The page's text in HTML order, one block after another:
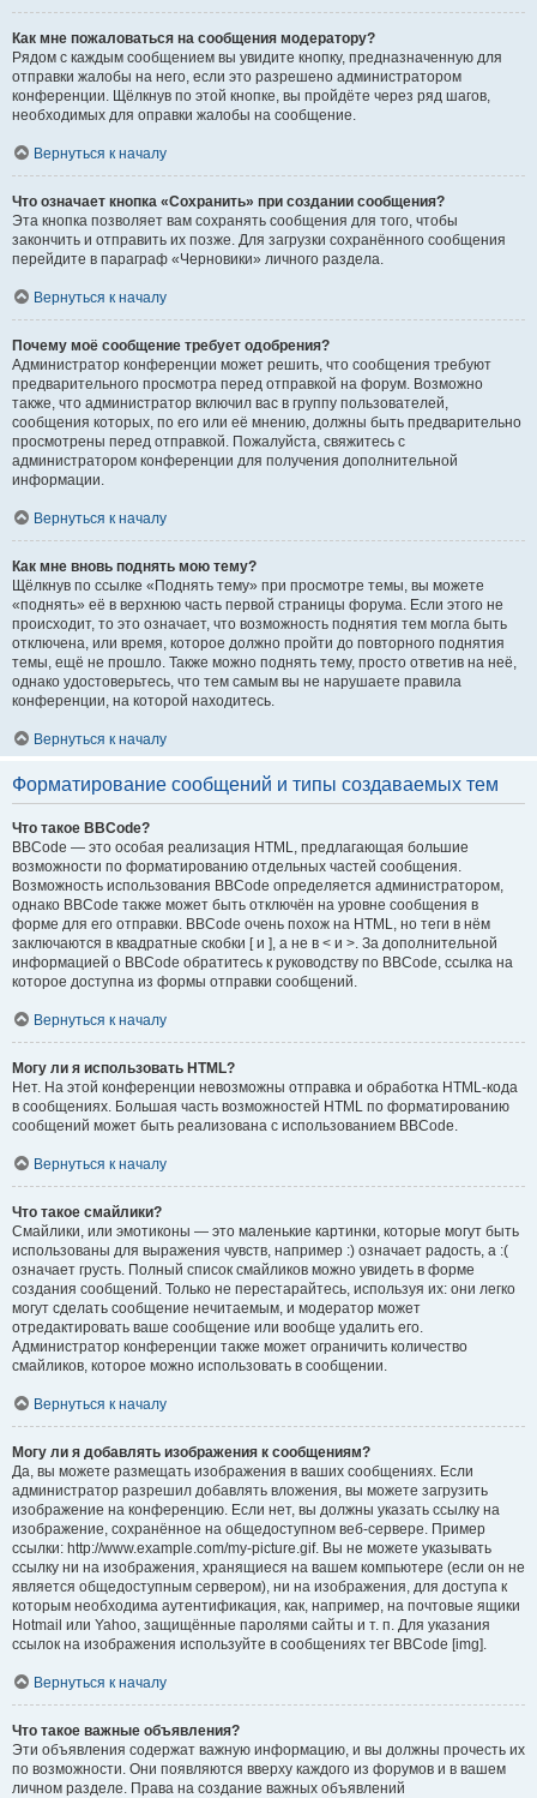
Как мне пожаловаться на сообщения модератору?
Рядом с каждым сообщением вы увидите кнопку, предназначенную для
отправки жалобы на него, если это разрешено администратором
конференции. Щёлкнув по этой кнопке, вы пройдёте через ряд шагов,
необходимых для оправки жалобы на сообщение.
Вернуться к началу
Что означает кнопка «Сохранить» при создании сообщения?
Эта кнопка позволяет вам сохранять сообщения для того, чтобы
закончить и отправить их позже. Для загрузки сохранённого сообщения
перейдите в параграф «Черновики» личного раздела.
Вернуться к началу
Почему моё сообщение требует одобрения?
Администратор конференции может решить, что сообщения требуют
предварительного просмотра перед отправкой на форум. Возможно
также, что администратор включил вас в группу пользователей,
сообщения которых, по его или её мнению, должны быть предварительно
просмотрены перед отправкой. Пожалуйста, свяжитесь с
администратором конференции для получения дополнительной
информации.
Вернуться к началу
Как мне вновь поднять мою тему?
Щёлкнув по ссылке «Поднять тему» при просмотре темы, вы можете
«поднять» её в верхнюю часть первой страницы форума. Если этого не
происходит, то это означает, что возможность поднятия тем могла быть
отключена, или время, которое должно пройти до повторного поднятия
темы, ещё не прошло. Также можно поднять тему, просто ответив на неё,
однако удостоверьтесь, что тем самым вы не нарушаете правила
конференции, на которой находитесь.
Вернуться к началу
Форматирование сообщений и типы создаваемых тем
Что такое BBCode?
BBCode — это особая реализация HTML, предлагающая большие
возможности по форматированию отдельных частей сообщения.
Возможность использования BBCode определяется администратором,
однако BBCode также может быть отключён на уровне сообщения в
форме для его отправки. BBCode очень похож на HTML, но теги в нём
заключаются в квадратные скобки [ и ], а не в < и >. За дополнительной
информацией о BBCode обратитесь к руководству по BBCode, ссылка на
которое доступна из формы отправки сообщений.
Вернуться к началу
Могу ли я использовать HTML?
Нет. На этой конференции невозможны отправка и обработка HTML-кода
в сообщениях. Большая часть возможностей HTML по форматированию
сообщений может быть реализована с использованием BBCode.
Вернуться к началу
Что такое смайлики?
Смайлики, или эмотиконы — это маленькие картинки, которые могут быть
использованы для выражения чувств, например :) означает радость, а :(
означает грусть. Полный список смайликов можно увидеть в форме
создания сообщений. Только не перестарайтесь, используя их: они легко
могут сделать сообщение нечитаемым, и модератор может
отредактировать ваше сообщение или вообще удалить его.
Администратор конференции также может ограничить количество
смайликов, которое можно использовать в сообщении.
Вернуться к началу
Могу ли я добавлять изображения к сообщениям?
Да, вы можете размещать изображения в ваших сообщениях. Если
администратор разрешил добавлять вложения, вы можете загрузить
изображение на конференцию. Если нет, вы должны указать ссылку на
изображение, сохранённое на общедоступном веб-сервере. Пример
ссылки: http://www.example.com/my-picture.gif. Вы не можете указывать
ссылку ни на изображения, хранящиеся на вашем компьютере (если он не
является общедоступным сервером), ни на изображения, для доступа к
которым необходима аутентификация, как, например, на почтовые ящики
Hotmail или Yahoo, защищённые паролями сайты и т. п. Для указания
ссылок на изображения используйте в сообщениях тег BBCode [img].
Вернуться к началу
Что такое важные объявления?
Эти объявления содержат важную информацию, и вы должны прочесть их
по возможности. Они появляются вверху каждого из форумов и в вашем
личном разделе. Права на создание важных объявлений